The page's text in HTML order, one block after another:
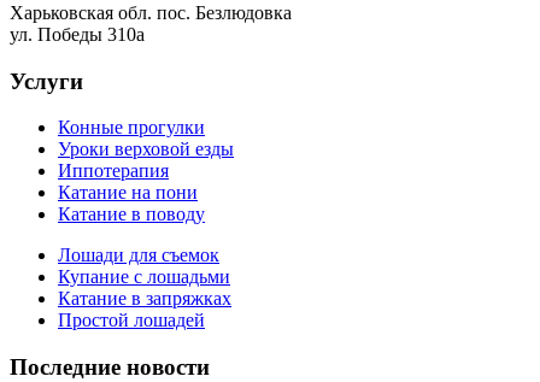
Харьковская обл. пос. Безлюдовка
ул. Победы 310а
Услуги
Конные прогулки
Уроки верховой езды
Иппотерапия
Катание на пони
Катание в поводу
Лошади для съемок
Купание с лошадьми
Катание в запряжках
Простой лошадей
Последние новости